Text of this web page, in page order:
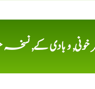
خونی, و بادی کے,